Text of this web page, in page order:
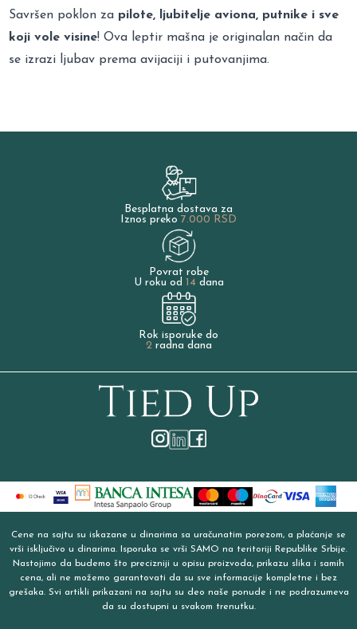
Savršen poklon za pilote, ljubitelje aviona, putnike i sve
koji vole visine! Ova leptir mašna je originalan način da
se izrazi ljubav prema avijaciji i putovanjima.
Besplatna dostava za
Iznos preko 7.000 RSD
Povrat robe
U roku od 14dana
Rok isporuke do
2radna dana
Cene na sajtu su iskazane u dinarima sa uračunatim porezom, a plaćanje se
vrši isključivo u dinarima. Isporuka se vrši SAMO na teritoriji Republike Srbije.
Nastojimo da budemo što precizniji u opisu proizvoda, prikazu slika i samih
cena, ali ne možemo garantovati da su sve informacije kompletne i bez
grešaka. Svi artikli prikazani na sajtu su deo naše ponude i ne podrazumeva
da su dostupni u svakom trenutku.